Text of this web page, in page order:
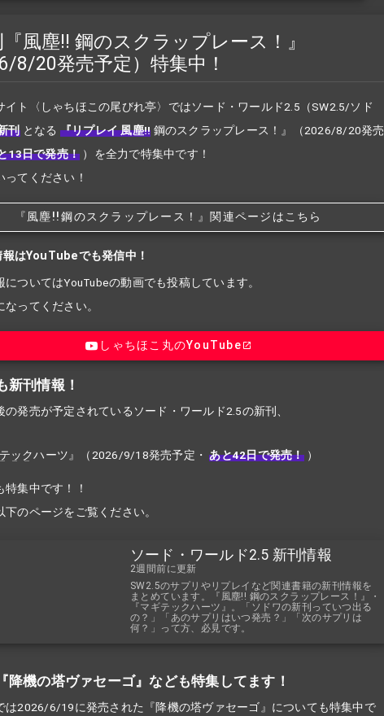
風塵!! 鋼のスクラップレース！』
8/20発売予定）特集中！
イト〈しゃちほこの尾びれ亭〉ではソード・ワールド2.5（SW2.5/ソド
刊 となる 『リプレイ 風塵!! 鋼のスクラップレース！』
（2026/8/20発売
13日で発売！ ）を全力で特集中です！
ってください！
『風塵!! 鋼のスクラップレース！』関連ページはこちら
報はYouTubeでも発信中！
についてはYouTubeの動画でも投稿しています。
なってください。
しゃちほこ丸のYouTube
新刊情報！
の発売が予定されているソード・ワールド2.5の新刊、
ックハーツ』（2026/9/18発売予定・ あと42日で発売！ ）
特集中です！！
下のページをご覧ください。
ソード・ワールド2.5 新刊情報
2週間前に更新
SW2.5のサプリやリプレイなど関連書籍の新刊情報を
まとめています。『風塵!! 鋼のスクラップレース！』・
『マギテックハーツ』。「ソドワの新刊っていつ出る
の？」「あのサプリはいつ発売？」「次のサプリは
何？」って方、必見です。
降機の塔ヴァセーゴ』なども特集してます！
は2026/6/19に発売された『降機の塔ヴァセーゴ』についても特集中で